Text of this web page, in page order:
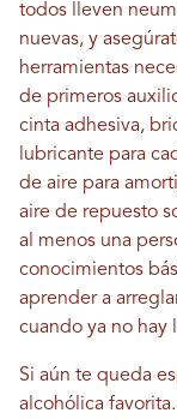
todos lleven
nuevas, y
herramientas
de primeros
cinta adhesiva,
lubricante para
de aire para
aire de repuesto
al menos una
conocimientos
aprender a
cuando ya no hay
Si aún te queda
alcohólica